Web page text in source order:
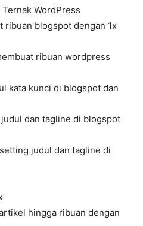
WordPress
ribuan blogspot dengan 1x
ribuan wordpress
kata kunci di blogspot dan
dan tagline di blogspot
judul dan tagline di
hingga ribuan dengan